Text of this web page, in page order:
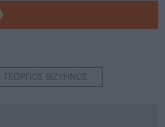
ΓΕΩΡΓΙΟΣ ΒΙΖΥΗΝΟΣ